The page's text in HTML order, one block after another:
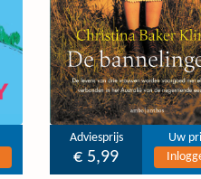
Adviesprijs
€ 5,99
Uw